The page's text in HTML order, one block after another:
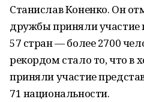
Станислав Коненко. Он
дружбы приняли участие
57 стран — более 2700
рекордом стало то, что в
приняли участие
71 национальности.